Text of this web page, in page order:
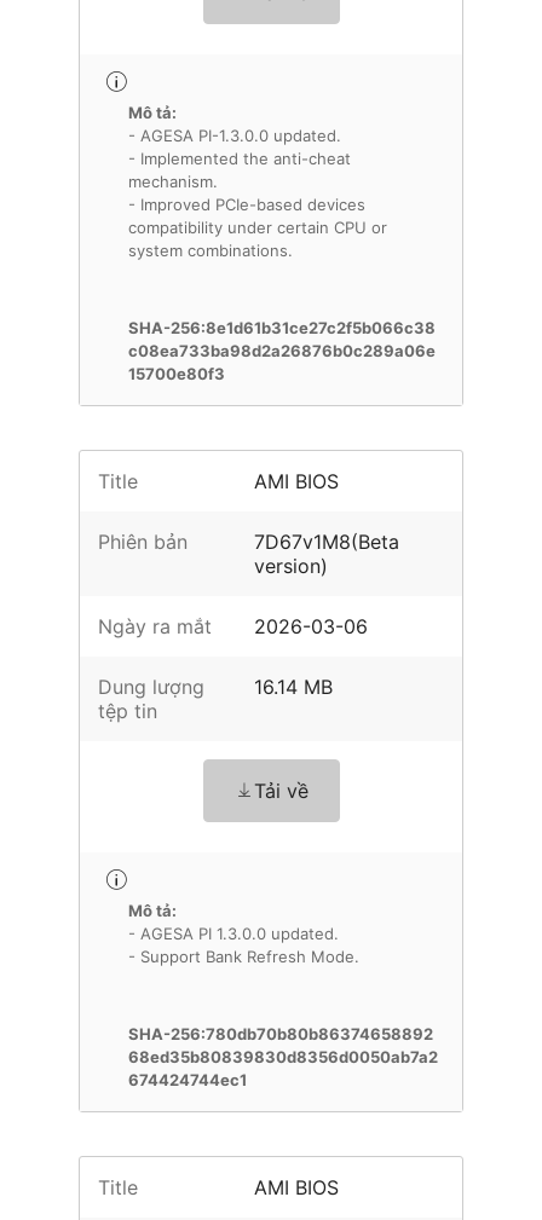
Mô tả:
- AGESA PI-1.3.0.0 updated.
- Implemented the anti-cheat
mechanism.
- Improved PCIe-based devices
compatibility under certain CPU or
system combinations.
SHA-256:8e1d61b31ce27c2f5b066c38
c08ea733ba98d2a26876b0c289a06e
15700e80f3
Title AMI BIOS
Phiên bản
7D67v1M8(Beta
version)
Ngày ra mắt 2026-03-06
Dung lượng
tệp tin
16.14 MB
Tải về
Mô tả:
- AGESA PI 1.3.0.0 updated.
- Support Bank Refresh Mode.
SHA-256:780db70b80b86374658892
68ed35b80839830d8356d0050ab7a2
674424744ec1
Title AMI BIOS